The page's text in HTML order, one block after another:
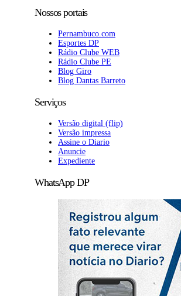
Nossos portais
Pernambuco.com
Esportes DP
Rádio Clube WEB
Rádio Clube PE
Blog Giro
Blog Dantas Barreto
Serviços
Versão digital (flip)
Versão impressa
Assine o Diario
Anuncie
Expediente
WhatsApp DP